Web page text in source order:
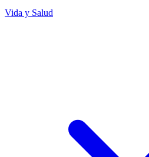
Vida y Salud